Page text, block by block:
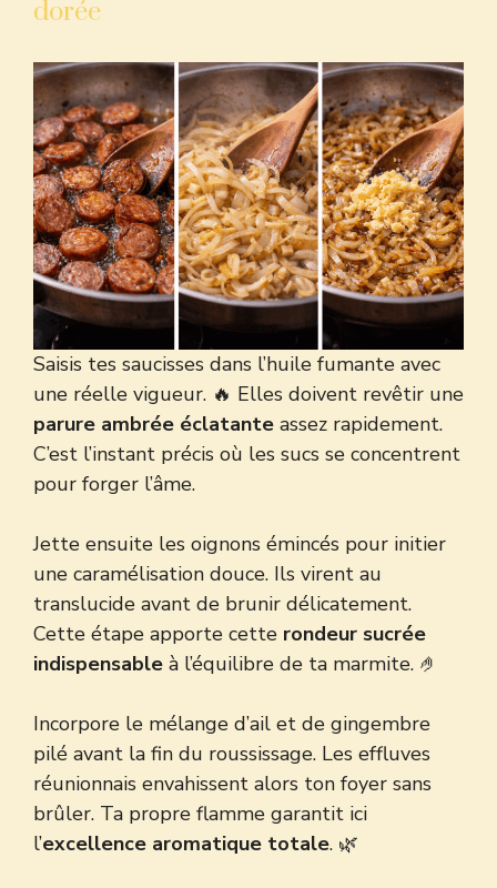
dorée
Saisis tes saucisses dans l’huile fumante avec
une réelle vigueur. 🔥 Elles doivent revêtir une
parure ambrée éclatante assez rapidement.
C’est l’instant précis où les sucs se concentrent
pour forger l’âme.
Jette ensuite les oignons émincés pour initier
une caramélisation douce. Ils virent au
translucide avant de brunir délicatement.
Cette étape apporte cette rondeur sucrée
indispensable à l’équilibre de ta marmite. 🤌
Incorpore le mélange d’ail et de gingembre
pilé avant la fin du roussissage. Les effluves
réunionnais envahissent alors ton foyer sans
brûler. Ta propre flamme garantit ici
l’excellence aromatique totale. 🌿